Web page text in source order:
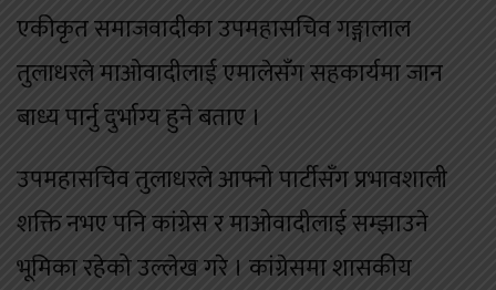
एकीकृत समाजवादीका उपमहासचिव गङ्गालाल
तुलाधरले माओवादीलाई एमालेसँग सहकार्यमा जान
बाध्य पार्नु दुर्भाग्य हुने बताए ।
उपमहासचिव तुलाधरले आफ्नो पार्टीसँग प्रभावशाली
शक्ति नभए पनि कांग्रेस र माओवादीलाई सम्झाउने
भूमिका रहेको उल्लेख गरे । कांग्रेसमा शासकीय